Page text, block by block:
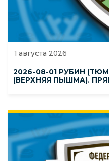
1 августа 2026
2026-08-01 РУБИН
(ВЕРХНЯЯ ПЫШМА).